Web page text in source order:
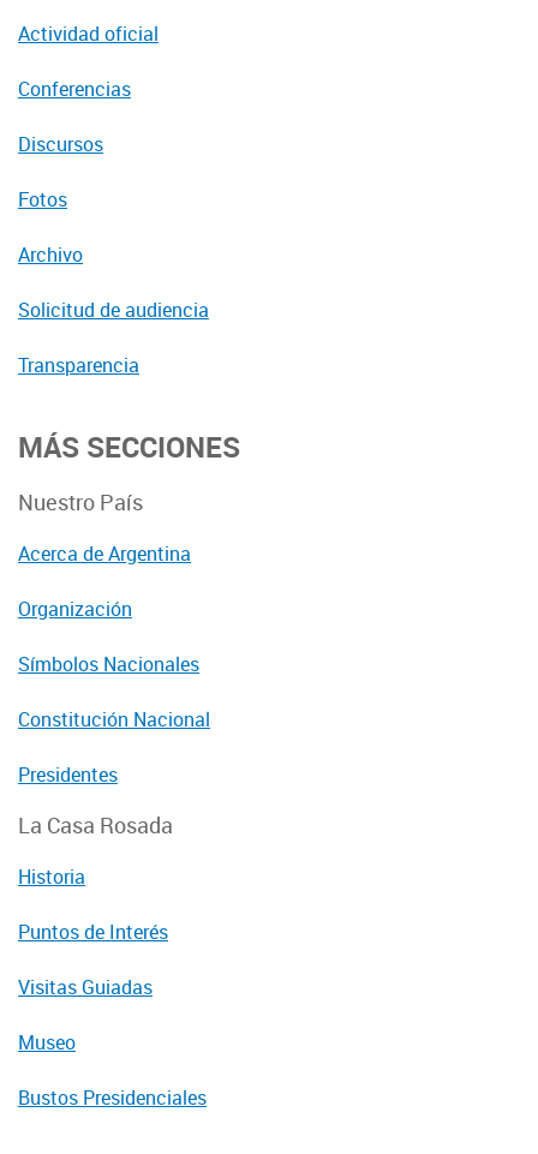
Actividad oficial
Conferencias
Discursos
Fotos
Archivo
Solicitud de audiencia
Transparencia
MÁS SECCIONES
Nuestro País
Acerca de Argentina
Organización
Símbolos Nacionales
Constitución Nacional
Presidentes
La Casa Rosada
Historia
Puntos de Interés
Visitas Guiadas
Museo
Bustos Presidenciales